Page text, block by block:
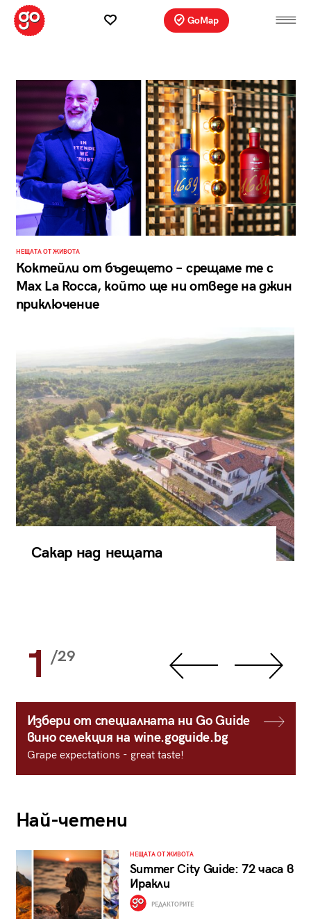
GoMap
НЕЩАТА ОТ ЖИВОТА
Коктейли от бъдещето – срещаме те с
Max La Rocca, който ще ни отведе на джин
приключение
Сакар над нещата
1 /29
Избери от специалната ни Go Guide
вино селекция на wine.goguide.bg
Grape expectations - great taste!
Най-четени
НЕЩАТА ОТ ЖИВОТА
Summer City Guide: 72 часа в
Иракли
РЕДАКТОРИТЕ